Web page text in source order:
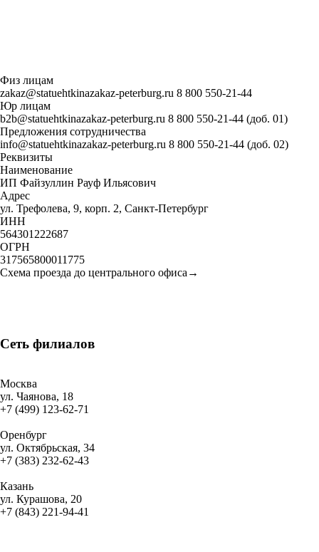
Физ лицам
zakaz@statuehtkinazakaz-peterburg.ru 8 800 550-21-44
Юр лицам
b2b@statuehtkinazakaz-peterburg.ru 8 800 550-21-44 (доб. 01)
Предложения сотрудничества
info@statuehtkinazakaz-peterburg.ru 8 800 550-21-44 (доб. 02)
Реквизиты
Наименование
ИП Файзуллин Рауф Ильясович
Адрес
ул. Трефолева, 9, корп. 2, Санкт-Петербург
ИНН
564301222687
ОГРН
317565800011775
Схема проезда до центрального офиса→
Сеть филиалов
Москва
ул. Чаянова, 18
+7 (499) 123-62-71
Оренбург
ул. Октябрьская, 34
+7 (383) 232-62-43
Казань
ул. Курашова, 20
+7 (843) 221-94-41